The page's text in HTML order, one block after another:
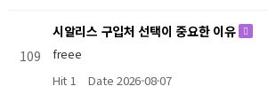
109
시알리스 구입처 선택이 중요한 이유
freee
Hit 1
Date 2026-08-07